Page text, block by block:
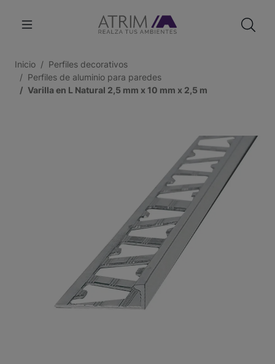
Inicio
Perfiles decorativos
Perfiles de aluminio para paredes
Varilla en L Natural 2,5 mm x 10 mm x 2,5 m